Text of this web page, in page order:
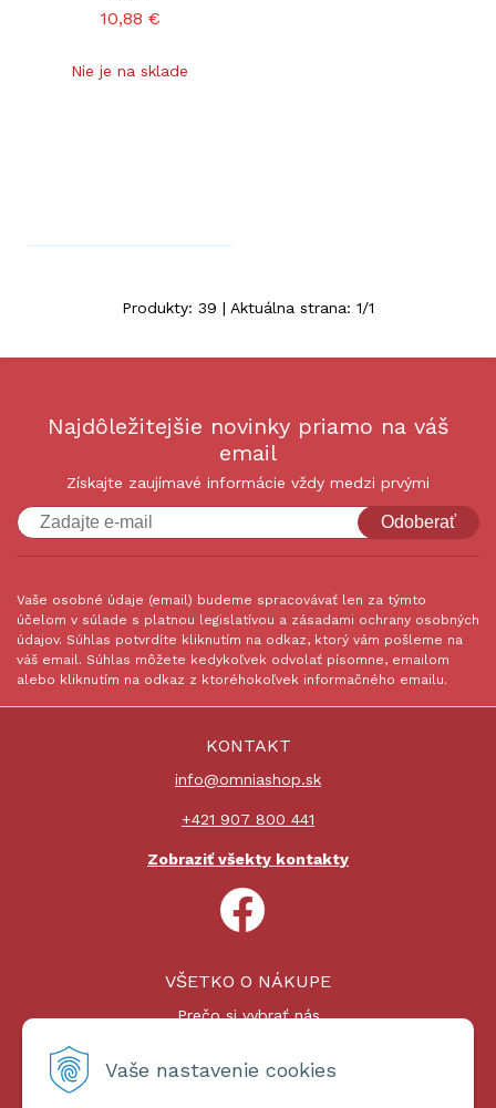
Vaše nastavenie cookies
10,88 €
Nie je na sklade
Produkty: 39 | Aktuálna strana: 1/1
Najdôležitejšie novinky priamo na váš
email
Získajte zaujímavé informácie vždy medzi prvými
Odoberať
Vaše osobné údaje (email) budeme spracovávať len za týmto
účelom v súlade s platnou legislatívou a zásadami ochrany osobných
údajov. Súhlas potvrdíte kliknutím na odkaz, ktorý vám pošleme na
váš email. Súhlas môžete kedykoľvek odvolať písomne, emailom
alebo kliknutím na odkaz z ktoréhokoľvek informačného emailu.
KONTAKT
info@omniashop.sk
+421 907 800 441
Zobraziť všekty kontakty
VŠETKO O NÁKUPE
Prečo si vybrať nás
Platby a doprava